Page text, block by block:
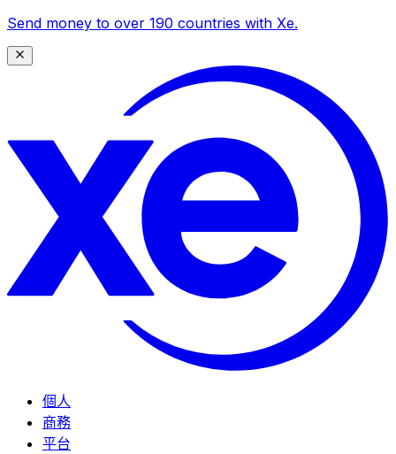
Send money to over 190 countries with Xe.
個人
商務
平台